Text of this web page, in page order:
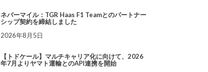
ネバーマイル：TGR Haas F1 Teamとのパートナー
シップ契約を締結しました
2026年8月5日
【トドケール】マルチキャリア化に向けて、2026
年7月よりヤマト運輸とのAPI連携を開始